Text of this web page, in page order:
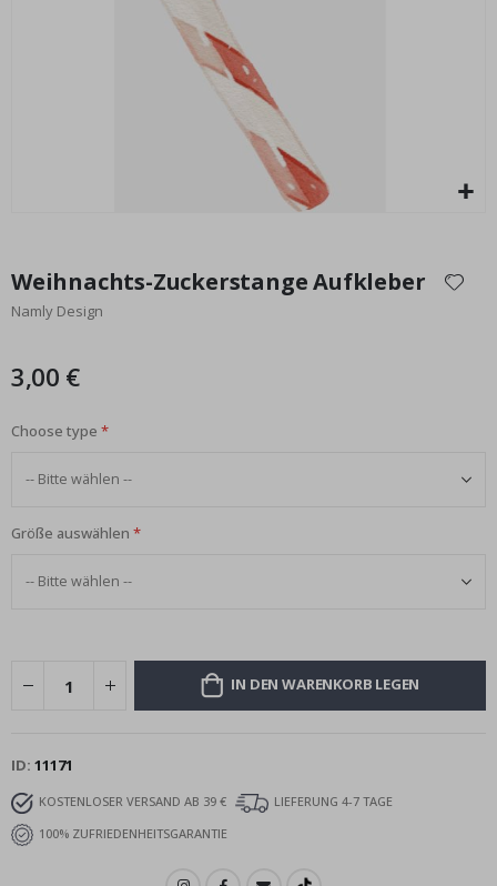
Leuchtende Farbedition - KI Poster
Special
Price
17,00 €
Anfang
der
Bildgalerie
Weihnachts-Zuckerstange Aufkleber
Namly Design
3,00 €
Choose type
Größe auswählen
IN DEN WARENKORB LEGEN
ID 11171
KOSTENLOSER VERSAND AB 39 €
LIEFERUNG 4-7 TAGE
100% ZUFRIEDENHEITSGARANTIE